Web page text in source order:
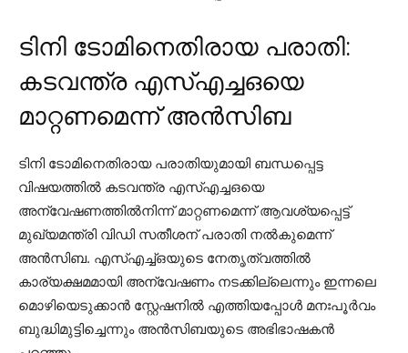
ടിനി ടോമിനെതിരായ പരാതി:
കടവന്ത്ര എസ്എച്ചഒയെ
മാറ്റണമെന്ന് അൻസിബ
ടിനി ടോമിനെതിരായ പരാതിയുമായി ബന്ധപ്പെട്ട
വിഷയത്തില്‍ കടവന്ത്ര എസ്എച്ചഒയെ
അന്വേഷണത്തില്‍നിന്ന് മാറ്റണമെന്ന് ആവശ്യപ്പെട്ട്
മുഖ്യമന്ത്രി വിഡി സതീശന് പരാതി നല്‍കുമെന്ന്
അന്‍സിബ. എസ്എച്ച്ഒയുടെ നേതൃത്വത്തില്‍
കാര്യക്ഷമമായി അന്വേഷണം നടക്കില്ലെന്നും ഇന്നലെ
മൊഴിയെടുക്കാന്‍ സ്റ്റേഷനില്‍ എത്തിയപ്പോള്‍ മനഃപൂര്‍വം
ബുദ്ധിമുട്ടിച്ചെന്നും അന്‍സിബയുടെ അഭിഭാഷകന്‍